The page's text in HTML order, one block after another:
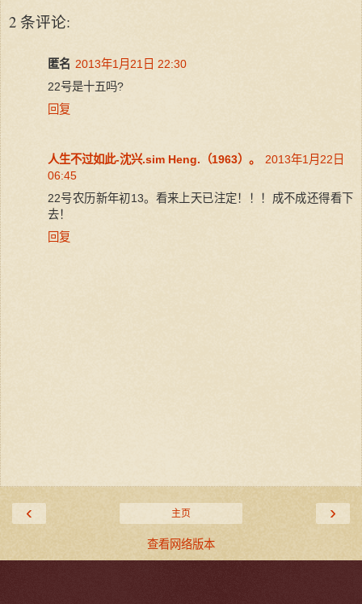
2 条评论:
匿名 2013年1月21日 22:30
22号是十五吗?
回复
人生不过如此-沈兴.sim Heng.（1963）。
2013年1月22日
06:45
22号农历新年初13。看来上天已注定！！！成不成还得看下
去！
回复
‹ ›
主页
查看网络版本